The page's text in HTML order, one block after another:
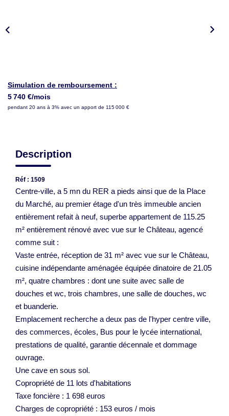
Simulation de remboursement :
5 740 €/mois
pendant 20 ans à 3% avec un apport de 115 000 €
Description
Réf : 1509
Centre-ville, a 5 mn du RER a pieds ainsi que de la Place
du Marché, au premier étage d'un très immeuble ancien
entièrement refait à neuf, superbe appartement de 115.25
m² entièrement rénové avec vue sur le Château, agencé
comme suit :
Vaste entrée, réception de 31 m² avec vue sur le Château,
cuisine indépendante aménagée équipée dinatoire de 21.05
m², quatre chambres : dont une suite avec salle de
douches et wc, trois chambres, une salle de douches, wc
et buanderie.
Emplacement recherche a deux pas de l'hyper centre ville,
des commerces, écoles, Bus pour le lycée international,
prestations de qualité, garantie décennale et dommage
ouvrage.
Une cave en sous sol.
Copropriété de 11 lots d'habitations
Taxe foncière : 1 698 euros
Charges de copropriété : 153 euros / mois